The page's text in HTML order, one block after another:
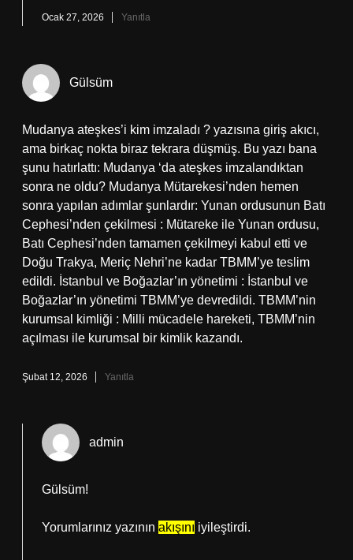
Ocak 27, 2026 Yanıtla
Gülsüm
Mudanya ateşkes’i kim imzaladı ? yazısına giriş akıcı,
ama birkaç nokta biraz tekrara düşmüş. Bu yazı bana
şunu hatırlattı: Mudanya ‘da ateşkes imzalandıktan
sonra ne oldu? Mudanya Mütarekesi’nden hemen
sonra yapılan adımlar şunlardır: Yunan ordusunun Batı
Cephesi’nden çekilmesi : Mütareke ile Yunan ordusu,
Batı Cephesi’nden tamamen çekilmeyi kabul etti ve
Doğu Trakya, Meriç Nehri’ne kadar TBMM’ye teslim
edildi. İstanbul ve Boğazlar’ın yönetimi : İstanbul ve
Boğazlar’ın yönetimi TBMM’ye devredildi. TBMM’nin
kurumsal kimliği : Milli mücadele hareketi, TBMM’nin
açılması ile kurumsal bir kimlik kazandı.
Şubat 12, 2026 Yanıtla
admin
Gülsüm!
Yorumlarınız yazının akışını iyileştirdi.